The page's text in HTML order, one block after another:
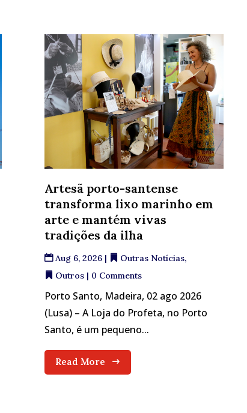
Artesã porto-santense
transforma lixo marinho em
arte e mantém vivas
tradições da ilha
Aug 6, 2026| Outras Notícias,
Outros| 0 Comments
Porto Santo, Madeira, 02 ago 2026
(Lusa) – A Loja do Profeta, no Porto
Santo, é um pequeno...
Read More